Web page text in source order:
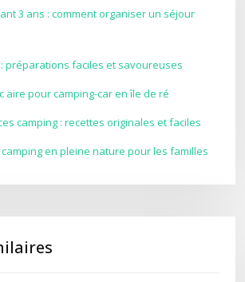
3 ans : comment organiser un séjour
préparations faciles et savoureuses
aire pour camping-car en île de ré
camping : recettes originales et faciles
en pleine nature pour les familles